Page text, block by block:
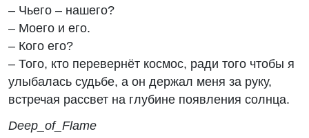
– Чьего – нашего?
– Моего и его.
– Кого его?
– Того, кто перевернёт космос, ради того чтобы я
улыбалась судьбе, а он держал меня за руку,
встречая рассвет на глубине появления солнца.
Deep_of_Flame